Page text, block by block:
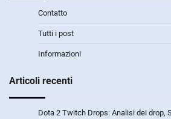
Contatto
Tutti i post
Informazioni
Articoli recenti
Dota 2 Twitch Drops: Analisi dei drop,